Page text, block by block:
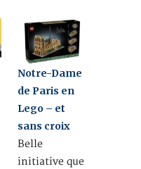
Notre-Dame
de Paris en
Lego – et
sans croix
Belle
initiative que